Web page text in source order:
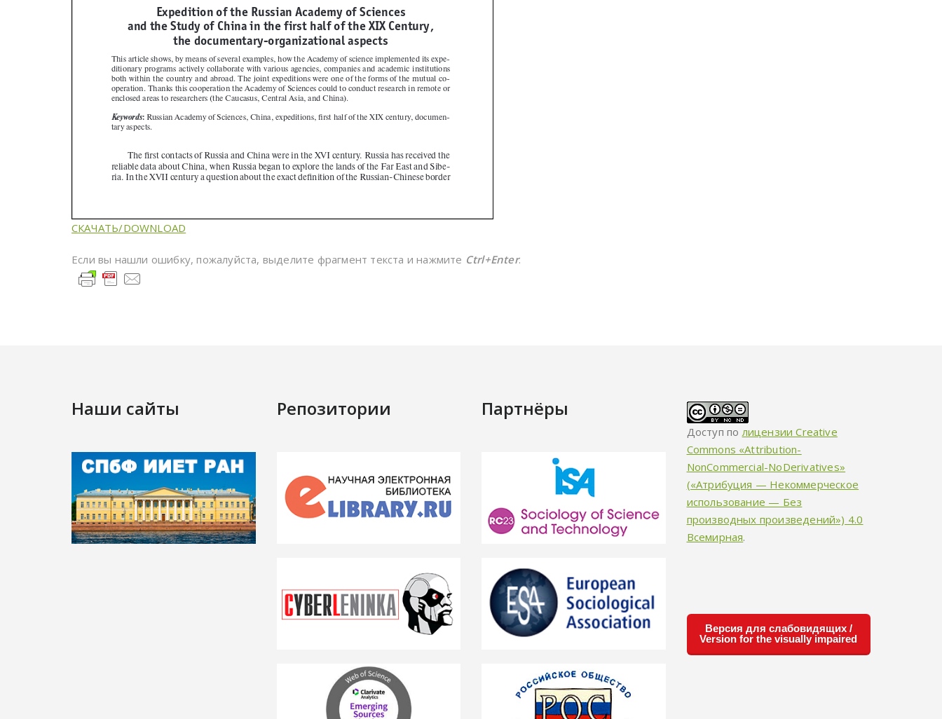
СКАЧАТЬ/DOWNLOAD
Если вы нашли ошибку, пожалуйста, выделите фрагмент текста и нажмите Ctrl+Enter.
Наши сайты Репозитории Партнёры
Доступ по лицензии Creative
Commons «Attribution-
NonCommercial-NoDerivatives»
(«Атрибуция — Некоммерческое
использование — Без
производных произведений») 4.0
Всемирная.
Версия для слабовидящих /
Version for the visually impaired